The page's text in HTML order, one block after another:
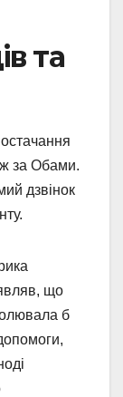
та
за Обами.
дзвінок
що
б